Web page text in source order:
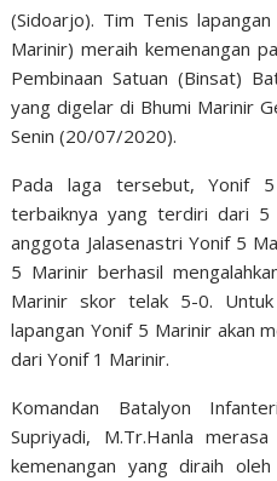
(Sidoarjo). Tim Tenis
Marinir) meraih kemenangan
Pembinaan Satuan (Binsat)
yang digelar di Bhumi Marinir
Senin (20/07/2020).
Pada laga tersebut, Yonif
terbaiknya yang terdiri dari
anggota Jalasenastri Yonif 5
5 Marinir berhasil
Marinir skor telak 5-0.
lapangan Yonif 5 Marinir akan
dari Yonif 1 Marinir.
Komandan Batalyon
Supriyadi, M.Tr.Hanla
kemenangan yang diraih